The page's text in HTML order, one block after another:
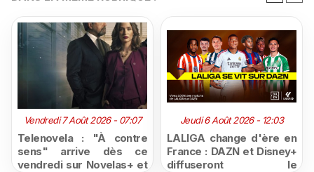
Vendredi 7 Août 2026 - 07:07
Telenovela : "À contre
sens" arrive dès ce
vendredi sur Novelas+ et
Jeudi 6 Août 2026 - 12:03
LALIGA change d'ère en
France : DAZN et Disney+
diffuseront le